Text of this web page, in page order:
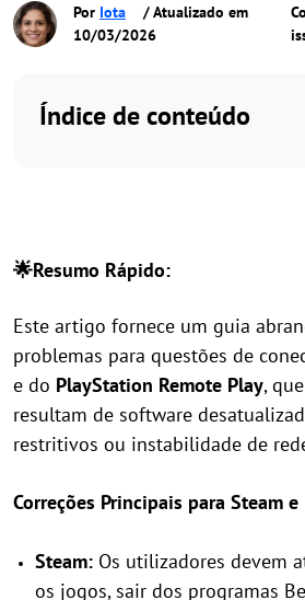
Por Iota
/ Atualizado em
10/03/2026
Índice de conteúdo
🌟Resumo Rápido:
Este artigo fornece um guia
problemas para questões de
e do PlayStation Remote Play,
resultam de software
restritivos ou instabilidade de
Correções Principais para Steam
Steam: Os utilizadores devem
os jogos, sair dos programas